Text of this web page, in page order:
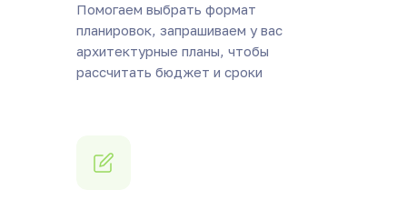
Помогаем выбрать формат
планировок, запрашиваем у вас
архитектурные планы, чтобы
рассчитать бюджет и сроки